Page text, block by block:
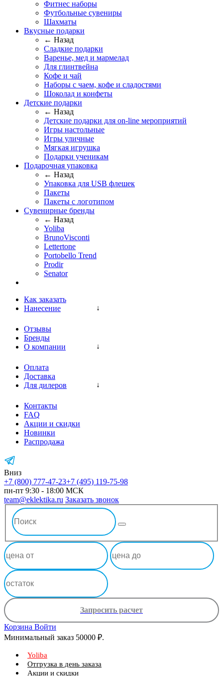
Фитнес наборы
Футбольные сувениры
Шахматы
Вкусные подарки
← Назад
Сладкие подарки
Варенье, мед и мармелад
Для глинтвейна
Кофе и чай
Наборы с чаем, кофе и сладостями
Шоколад и конфеты
Детские подарки
← Назад
Детские подарки для on-line мероприятий
Игры настольные
Игры уличные
Мягкая игрушка
Подарки ученикам
Подарочная упаковка
← Назад
Упаковка для USB флешек
Пакеты
Пакеты с логотипом
Сувенирные бренды
← Назад
Yoliba
BrunoVisconti
Lettertone
Portobello Trend
Prodir
Senator
Как заказать
Нанесение
Отзывы
Бренды
О компании
Оплата
Доставка
Для дилеров
Контакты
FAQ
Акции и скидки
Новинки
Распродажа
Вниз
+7 (800) 777-47-23+7 (495) 119-75-98
пн-пт 9:30 - 18:00 МСК
team@eklektika.ru Заказать звонок
Запросить расчет
Корзина Войти
Минимальный заказ 50000 ₽.
Yoliba
Отгрузка в день заказа
Акции и скидки